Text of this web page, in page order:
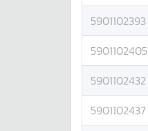
5901102393
5901102405
5901102432
5901102437